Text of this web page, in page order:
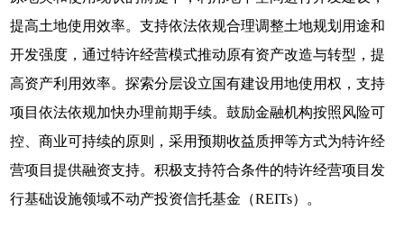
提高土地使用效率。支持依法依规合理调整土地规划用途和
开发强度，通过特许经营模式推动原有资产改造与转型，提
高资产利用效率。探索分层设立国有建设用地使用权，支持
项目依法依规加快办理前期手续。鼓励金融机构按照风险可
控、商业可持续的原则，采用预期收益质押等方式为特许经
营项目提供融资支持。积极支持符合条件的特许经营项目发
行基础设施领域不动产投资信托基金（REITs）。